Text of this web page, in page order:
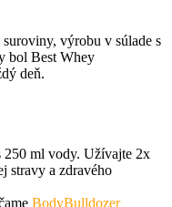
výrobu v súlade s
bol Best Whey
deň.
250 ml vody. Užívajte 2x
stravy a zdravého
BodyBulldozer